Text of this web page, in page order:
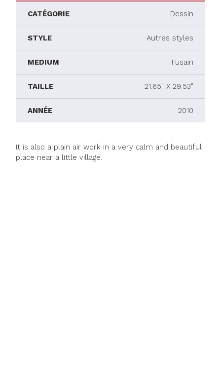
CATÉGORIE Dessin
STYLE Autres styles
MEDIUM Fusain
TAILLE 21.65" X 29.53"
ANNÉE 2010
It is also a plain air work in a very calm and beautiful
place near a little village.